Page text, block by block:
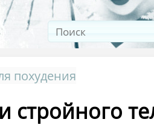
похудения
стройного